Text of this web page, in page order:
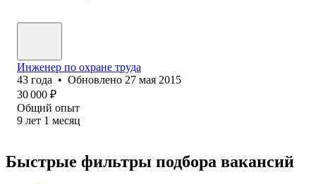
Инженер по охране труда
43 года • Обновлено 27 мая 2015
30 000 ₽
Общий опыт
9 лет 1 месяц
Быстрые фильтры подбора вакансий